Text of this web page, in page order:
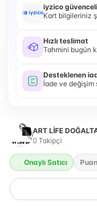
iyzico
Kart bilgileriniz
Hızlı teslimat
Tahmini bugün
Desteklenen
İade ve değişim
ART LİFE
0 Takipçi
Onaylı Satıcı Puan